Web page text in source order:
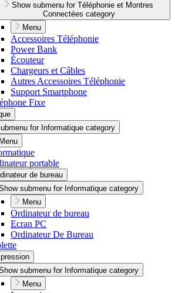
Show submenu for Téléphonie et Montres
Connectées category
Menu
Accessoires Téléphonie
Power Bank
Écouteur
Chargeurs et Câbles
Autres Accessoires Téléphonie
Support Smartphone
Fixe
for Informatique category
Menu
portable
de bureau
submenu for Informatique category
Menu
Ordinateur de bureau
Ecran PC
Ordinateur De Bureau
submenu for Informatique category
Menu